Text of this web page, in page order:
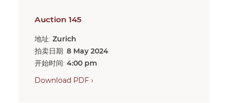
Auction 145
地址: Zurich
拍卖日期: 8 May 2024
开始时间: 4:00 pm
Download PDF ›